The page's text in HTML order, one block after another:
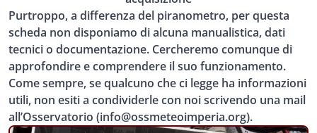
Purtroppo, a differenza del piranometro, per questa
scheda non disponiamo di alcuna manualistica, dati
tecnici o documentazione. Cercheremo comunque di
approfondire e comprendere il suo funzionamento.
Come sempre, se qualcuno che ci legge ha informazioni
utili, non esiti a condividerle con noi scrivendo una mail
all’Osservatorio (info@ossmeteoimperia.org).